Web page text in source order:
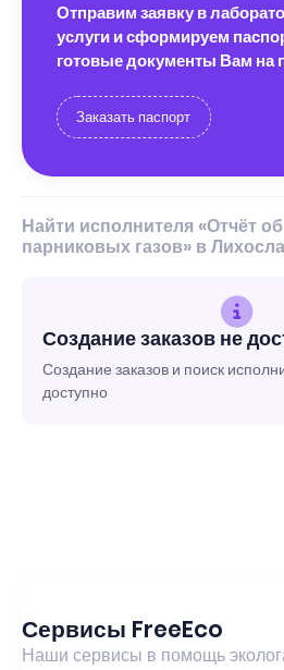
Отправим заявку в
услуги и сформируем
готовые документы Вам на
Заказать паспорт
Найти исполнителя «Отчёт
парниковых газов» в
Создание заказов не
Создание заказов и поиск
доступно
Сервисы FreeEco
Наши сервисы в помощь